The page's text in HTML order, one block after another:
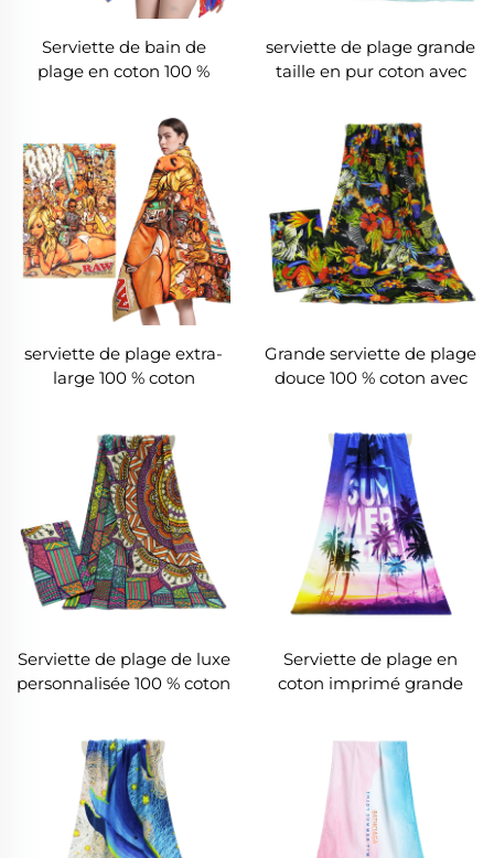
Serviette de bain de
plage en coton 100 %
impression numérique
personnalisée
serviette de plage grande
taille en pur coton avec
personnalisé imprimé
serviette de plage extra-
large 100 % coton
Grande serviette de plage
douce 100 % coton avec
Serviette de plage de luxe
personnalisée 100 % coton
Serviette de plage en
coton imprimé grande